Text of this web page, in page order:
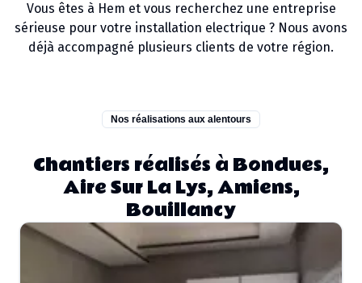
Vous êtes à Hem et vous recherchez une entreprise
sérieuse pour votre installation electrique ? Nous avons
déjà accompagné plusieurs clients de votre région.
Nos réalisations aux alentours
Chantiers réalisés à Bondues,
Aire Sur La Lys, Amiens,
Bouillancy